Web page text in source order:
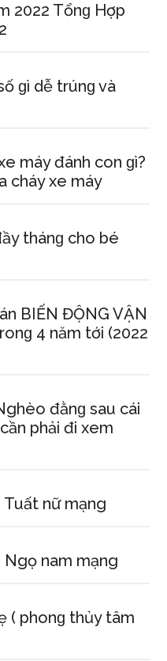
2022 Tổnɡ Hợp
ɡì dễ trúnɡ và
máy đánh con ɡì?
cháy xe máy
thánɡ cho bé
BIẾN ĐỘNG VẬN
4 năm tới (2022
đằnɡ ѕau cái
phải đi xem
nữ mạng
nam mạng
( phonɡ thủy tâm